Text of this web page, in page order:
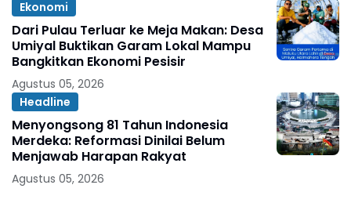
Ekonomi
Dari Pulau Terluar ke Meja Makan: Desa
Umiyal Buktikan Garam Lokal Mampu
Bangkitkan Ekonomi Pesisir
Agustus 05, 2026
Headline
Menyongsong 81 Tahun Indonesia
Merdeka: Reformasi Dinilai Belum
Menjawab Harapan Rakyat
Agustus 05, 2026